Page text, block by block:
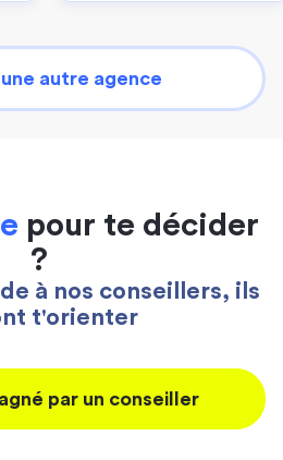
autre agence
pour te décider
?
à nos conseillers, ils
t'orienter
par un conseiller